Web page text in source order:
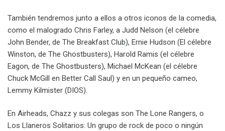
También tendremos junto a ellos a otros iconos de la comedia,
como el malogrado Chris Farley, a Judd Nelson (el célebre
John Bender, de The Breakfast Club), Ernie Hudson (El célebre
Winston, de The Ghostbusters), Harold Ramis (el célebre
Eagon, de The Ghostbusters), Michael McKean (el célebre
Chuck McGill en Better Call Saul) y en un pequeño cameo,
Lemmy Kilmister (DIOS).
En Airheads, Chazz y sus colegas son The Lone Rangers, o
Los Llaneros Solitarios: Un grupo de rock de poco o ningún